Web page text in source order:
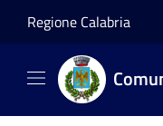
Regione Calabria